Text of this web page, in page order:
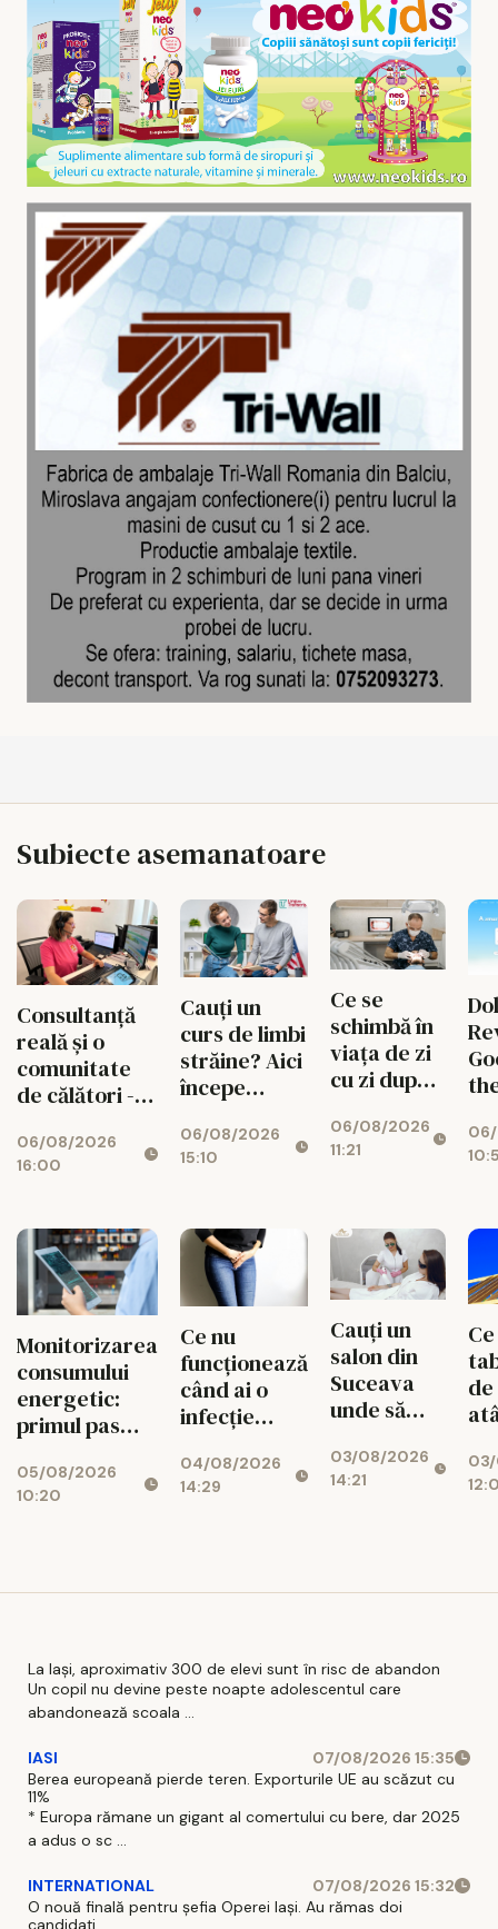
Subiecte asemanatoare
Consultanță
reală și o
comunitate
de călători -
spatele
fiecărui
CISTOUR
06/08/2026
16:00
Cauți un
curs de limbi
străine? Aici
începe
ta cu Lingua
Transcript
06/08/2026
15:10
Ce se
schimbă în
viața de zi
cu zi după
dentar
06/08/2026
11:21
Monitorizarea
consumului
energetic:
primul pas
reducerea
costurilor
05/08/2026
10:20
Ce nu
funcționează
când ai o
infecție
recurentă și
ce poate
04/08/2026
14:29
Cauți un
salon din
Suceava
unde să
definitivă?
Află despre
03/08/2026
14:21
La Iași, aproximativ 300 de elevi sunt în risc de abandon
Un copil nu devine peste noapte adolescentul care
abandonează scoala ...
IASI
07/08/2026 15:35
Berea europeană pierde teren. Exporturile UE au scăzut cu
11%
* Europa rămane un gigant al comertului cu bere, dar 2025
a adus o sc ...
INTERNATIONAL
07/08/2026 15:32
O nouă finală pentru șefia Operei Iași. Au rămas doi
candidați